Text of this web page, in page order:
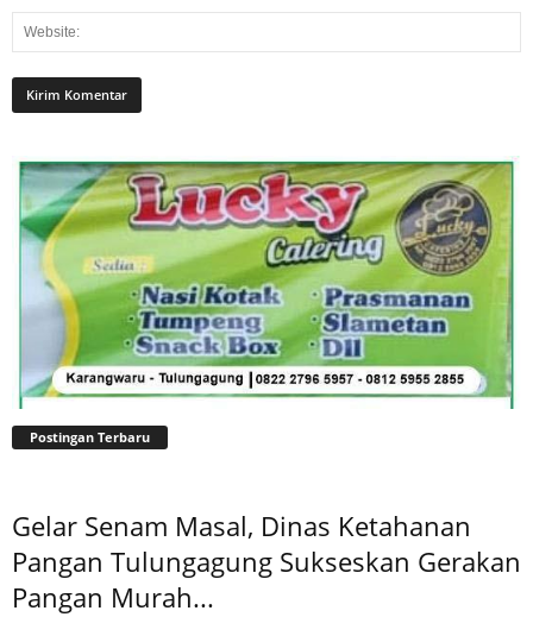
Postingan Terbaru
Gelar Senam Masal, Dinas Ketahanan
Pangan Tulungagung Sukseskan Gerakan
Pangan Murah...